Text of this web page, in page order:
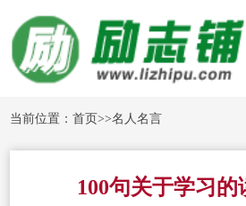
当前位置：首页>>名人名言
100句关于学习的